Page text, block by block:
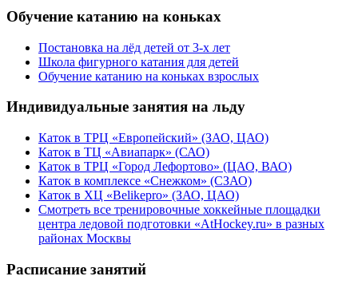
Обучение катанию на коньках
Постановка на лёд детей от 3-х лет
Школа фигурного катания для детей
Обучение катанию на коньках взрослых
Индивидуальные занятия на льду
Каток в ТРЦ «Европейский» (ЗАО, ЦАО)
Каток в ТЦ «Авиапарк» (САО)
Каток в ТРЦ «Город Лефортово» (ЦАО, ВАО)
Каток в комплексе «Снежком» (СЗАО)
Каток в ХЦ «Belikepro» (ЗАО, ЦАО)
Смотреть все тренировочные хоккейные площадки
центра ледовой подготовки «AtHockey.ru» в разных
районах Москвы
Расписание занятий